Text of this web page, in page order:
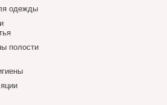
одежды
полости